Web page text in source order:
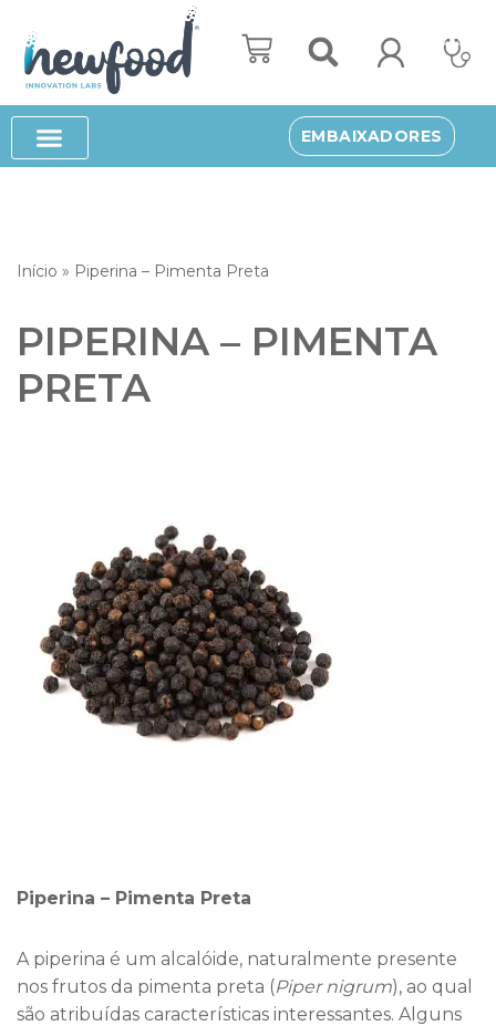
Avançar
para
o
conteúdo
EMBAIXADORES
Início » Piperina – Pimenta Preta
PIPERINA – PIMENTA
PRETA
Piperina – Pimenta Preta
A piperina é um alcalóide, naturalmente presente
nos frutos da pimenta preta (Piper nigrum), ao qual
são atribuídas características interessantes. Alguns